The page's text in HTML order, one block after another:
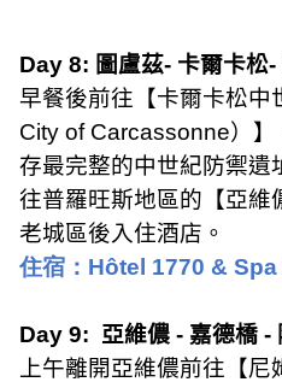
Day 8: 圖盧茲- 卡爾卡松-
早餐後前往【卡爾卡松中
City of Carcassonne）
存最完整的中世紀防禦遺
往普羅旺斯地區的【亞維
老城區後入住酒店。
住宿： Hôtel 1770 &
Day 9: 亞維儂 - 嘉德橋-
上午離開亞維儂前往【尼